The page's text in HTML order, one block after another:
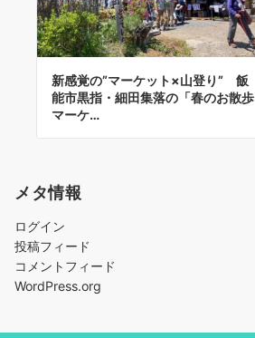
新感覚の”マーケット×山登り” 飯
能市黒指・細田集落の「春のお散歩
マーケ…
メタ情報
ログイン
投稿フィード
コメントフィード
WordPress.org